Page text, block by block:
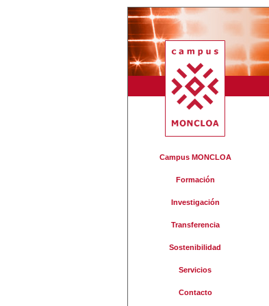
Campus MONCLOA
Formación
Investigación
Transferencia
Sostenibilidad
Servicios
Contacto